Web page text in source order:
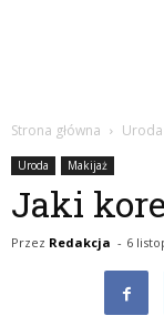
Strona główna Uroda
Uroda Makijaż
Jaki
Przez Redakcja - 6